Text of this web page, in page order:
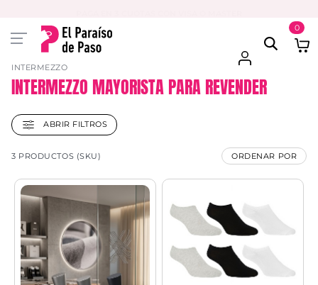
0
INTERMEZZO
INTERMEZZO MAYORISTA PARA REVENDER
ABRIR FILTROS
3 PRODUCTOS (SKU) ORDENAR POR